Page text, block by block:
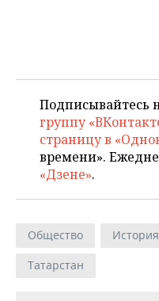
Подписывайтесь
группу
страницу в
времени».
«Дзене».
Общество История
Татарстан